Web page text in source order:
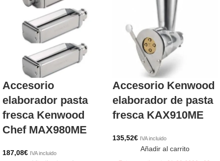
Accesorio
elaborador pasta
fresca Kenwood
Chef MAX980ME
187,08€ IVA incluido
Accesorio Kenwood
elaborador de pasta
fresca KAX910ME
135,52€ IVA incluido
Añadir al carrito